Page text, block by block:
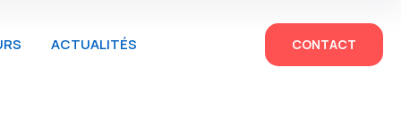
ACTUALITÉS CONTACT